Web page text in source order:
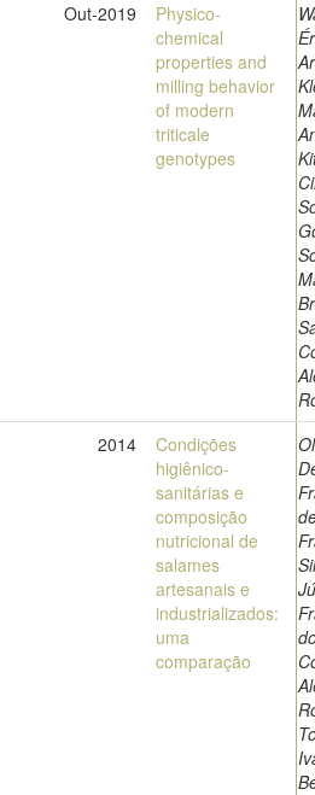
Out-2019
Physico-
chemical
properties and
milling behavior
of modern
triticale
genotypes
2014
Condições
higiênico-
sanitárias e
composição
nutricional de
salames
artesanais e
industrializados:
uma
comparação